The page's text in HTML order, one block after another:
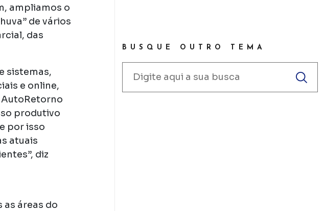
ampliamos o
de vários
das
sistemas,
e online,
AutoRetorno
produtivo
por isso
atuais
diz
áreas do
BUSQUE OUTRO TEMA